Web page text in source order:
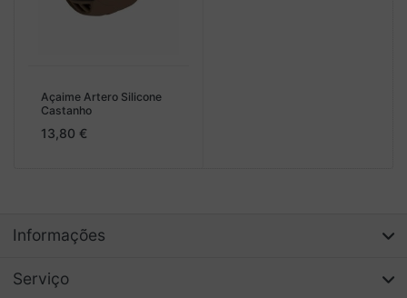
Açaime Artero Silicone
Castanho
13,80 €
Informações
Serviço